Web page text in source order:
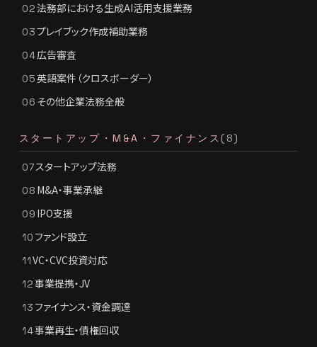
02法務部における生成AI活用支援業務
03プレイブック作成補助業務
04広告審査
05英語案件（クロスボーダー）
06 その他企業法務全般
スタートアップ・M&A・ファイナンス (8)
07スタートアップ法務
08 M&A・事業承継
09 IPO支援
10 ファンド設立
11VC・CVC投資対応
12事業提携・JV
13 ファイナンス・資金調達
14事業再生・債権回収